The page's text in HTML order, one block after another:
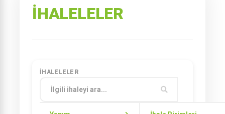
İHALELELER
İHALELELER